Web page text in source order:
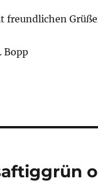
freundlichen
Bopp